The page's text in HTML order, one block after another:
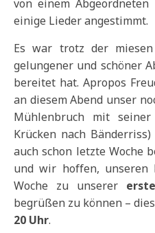
einige Lieder angestimmt.
Es war trotz der
gelungener und schöner
bereitet hat. Apropos
an diesem Abend unser
Mühlenbruch mit
Krücken nach
auch schon letzte Woche
und wir hoffen, unseren
Woche zu unserer
begrüßen zu können –
20 Uhr.